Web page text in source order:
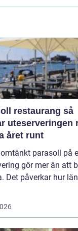
restaurang så
uteserveringen
året runt
parasoll på
gör mer än att
Det påverkar hur